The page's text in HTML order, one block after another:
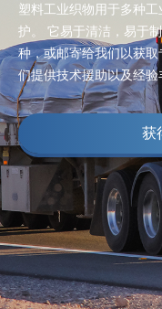
塑料工业织物用于多种
护。 它易于清洁，易于
种，或邮寄给我们以获
们提供技术援助以及经
获